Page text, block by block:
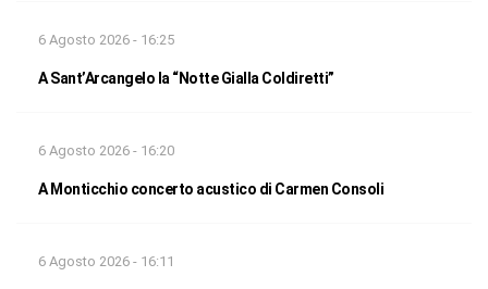
6 Agosto 2026 - 16:25
A Sant’Arcangelo la “Notte Gialla Coldiretti”
6 Agosto 2026 - 16:20
A Monticchio concerto acustico di Carmen Consoli
6 Agosto 2026 - 16:11